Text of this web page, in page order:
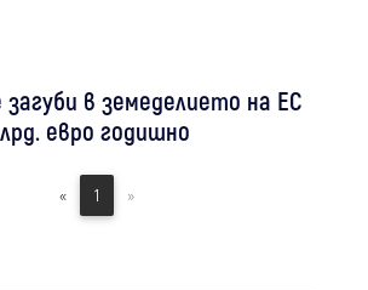
в земеделието на ЕС
евро годишно
« 1 »